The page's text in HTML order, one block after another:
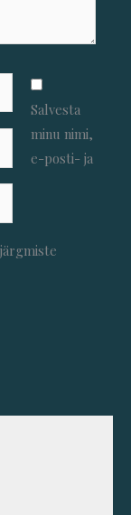
Salvesta
minu nimi,
e-posti- ja